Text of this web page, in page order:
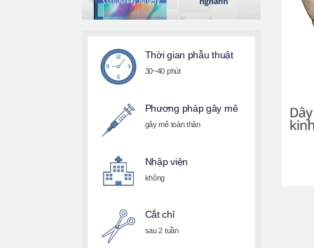
Thời gian phẫu thuật
30~40 phút
Phương pháp gây mê
gây mê toàn thân
Nhập viện
không
Cắt chỉ
sau 2 tuần